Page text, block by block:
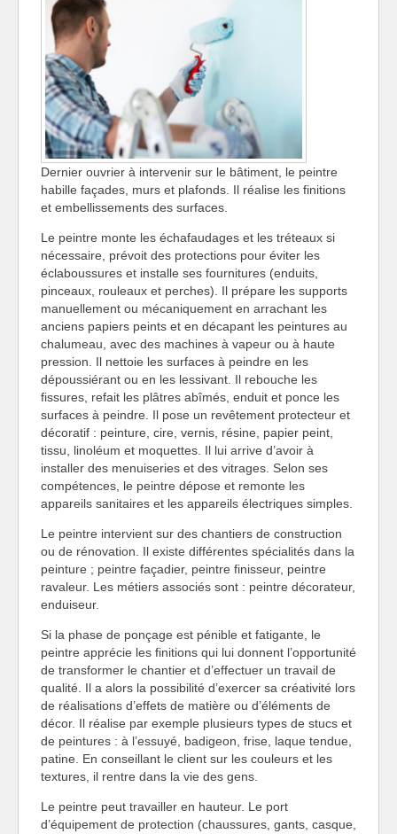
Dernier ouvrier à intervenir sur le bâtiment, le peintre
habille façades, murs et plafonds. Il réalise les finitions
et embellissements des surfaces.
Le peintre monte les échafaudages et les tréteaux si
nécessaire, prévoit des protections pour éviter les
éclaboussures et installe ses fournitures (enduits,
pinceaux, rouleaux et perches). Il prépare les supports
manuellement ou mécaniquement en arrachant les
anciens papiers peints et en décapant les peintures au
chalumeau, avec des machines à vapeur ou à haute
pression. Il nettoie les surfaces à peindre en les
dépoussiérant ou en les lessivant. Il rebouche les
fissures, refait les plâtres abîmés, enduit et ponce les
surfaces à peindre. Il pose un revêtement protecteur et
décoratif : peinture, cire, vernis, résine, papier peint,
tissu, linoléum et moquettes. Il lui arrive d’avoir à
installer des menuiseries et des vitrages. Selon ses
compétences, le peintre dépose et remonte les
appareils sanitaires et les appareils électriques simples.
Le peintre intervient sur des chantiers de construction
ou de rénovation. Il existe différentes spécialités dans la
peinture ; peintre façadier, peintre finisseur, peintre
ravaleur. Les métiers associés sont : peintre décorateur,
enduiseur.
Si la phase de ponçage est pénible et fatigante, le
peintre apprécie les finitions qui lui donnent l’opportunité
de transformer le chantier et d’effectuer un travail de
qualité. Il a alors la possibilité d’exercer sa créativité lors
de réalisations d’effets de matière ou d’éléments de
décor. Il réalise par exemple plusieurs types de stucs et
de peintures : à l’essuyé, badigeon, frise, laque tendue,
patine. En conseillant le client sur les couleurs et les
textures, il rentre dans la vie des gens.
Le peintre peut travailler en hauteur. Le port
d’équipement de protection (chaussures, gants, casque,